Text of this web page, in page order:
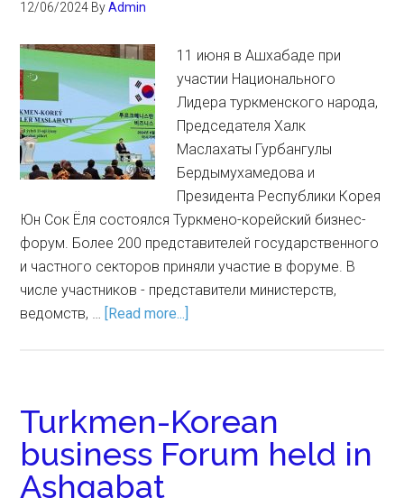
12/06/2024 ByAdmin
11 июня в Ашхабаде при
участии Национального
Лидера туркменского народа,
Председателя Халк
Маслахаты Гурбангулы
Бердымухамедова и
Президента Республики Корея
Юн Сок Ёля состоялся Туркмено-корейский бизнес-
форум. Более 200 представителей государственного
и частного секторов приняли участие в форуме. В
числе участников - представители министерств,
ведомств, … [Read more...]
Turkmen-Korean
business Forum held in
Ashgabat